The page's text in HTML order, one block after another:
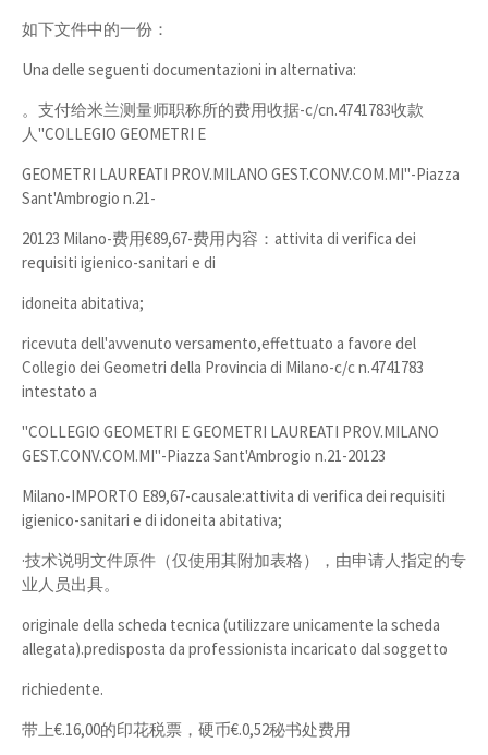
如下文件中的一份：
Una delle seguenti documentazioni in alternativa:
。支付给米兰测量师职称所的费用收据-c/cn.4741783收款
人"COLLEGIO GEOMETRI E
GEOMETRI LAUREATI PROV.MILANO GEST.CONV.COM.MI"-Piazza
Sant'Ambrogio n.21-
20123 Milano-费用€89,67-费用内容：attivita di verifica dei
requisiti igienico-sanitari e di
idoneita abitativa;
ricevuta dell'avvenuto versamento,effettuato a favore del
Collegio dei Geometri della Provincia di Milano-c/c n.4741783
intestato a
"COLLEGIO GEOMETRI E GEOMETRI LAUREATI PROV.MILANO
GEST.CONV.COM.MI"-Piazza Sant'Ambrogio n.21-20123
Milano-IMPORTO E89,67-causale:attivita di verifica dei requisiti
igienico-sanitari e di idoneita abitativa;
·技术说明文件原件（仅使用其附加表格），由申请人指定的专
业人员出具。
originale della scheda tecnica (utilizzare unicamente la scheda
allegata).predisposta da professionista incaricato dal soggetto
richiedente.
带上€.16,00的印花税票，硬币€.0,52秘书处费用